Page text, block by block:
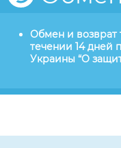
Обмен и возврат
течении 14 дней
Украины “О